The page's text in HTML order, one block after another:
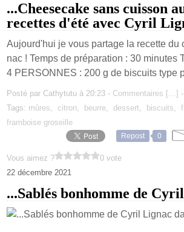
...Cheesecake sans cuisson
recettes d'été avec Cyril
Aujourd'hui je vous partage la recette
nac ! Temps de préparation : 30
4 PERSONNES : 200 g de biscuits type
Posté par Cathytutu à 20:23 - Commentaires [ …]
Tags: mûres, citron, beurre, dessert, biscuits,
framboise groseille
Repost 0
Vous aimez ?
0 vote
22 décembre 2021
...Sablés bonhomme de